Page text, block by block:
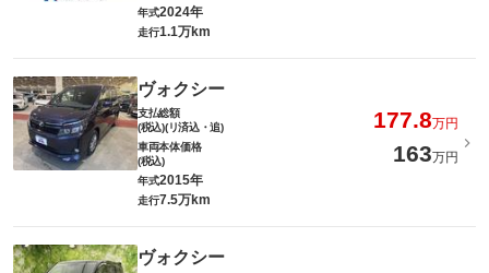
年式2024年
走行1.1万km
ヴォクシー
支払総額
(税込)(リ済込・追)
177.8万円
車両本体価格
(税込)
163万円
年式2015年
走行7.5万km
ヴォクシー